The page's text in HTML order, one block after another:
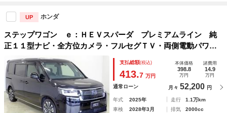
UP ホンダ
ステップワゴン ｅ：ＨＥＶスパーダ プレミアムライン 純
正１１型ナビ・全方位カメラ・フルセグＴＶ・両側電動パワー
スライドドア・シートヒーター・アダプティブクルーズコント
ロール・レーンキープアシスト・パワーゲート・衝突軽減ブレ
ーキ・ＢＳＭ
支払総額(税込)
413.7 万円
本体価格
398.8
万円
諸費用
14.9
万円
通常ローン 月々 52,200 円
年式 2025年 走行
1.1万km
車検
2028年3月 排気
2000cc